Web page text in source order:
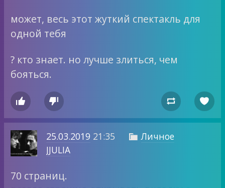
может, весь этот жуткий спектакль для
одной тебя
? кто знает. но лучше злиться, чем
бояться.
   
25.03.2019 21:35  Личное
JJULIA
70 страниц.